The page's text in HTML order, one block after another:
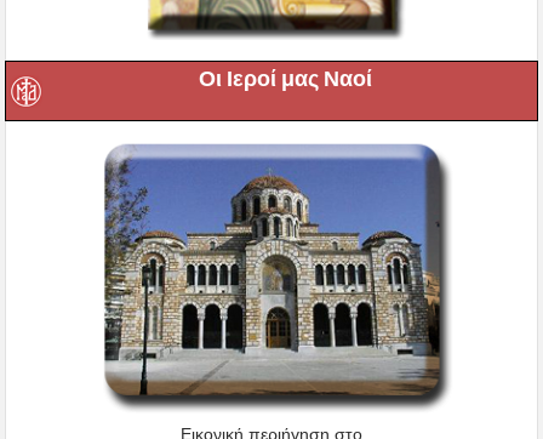
Οι Ιεροί μας Ναοί
Εικονική περιήγηση στο